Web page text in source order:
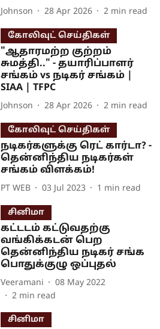
Johnson 28 Apr 2026 2 min read
கோலிவுட் செய்திகள்
"ஆதாரமற்ற குற்றம்
சுமத்தி.." - தயாரிப்பாளர்
சங்கம் vs நடிகர் சங்கம் |
SIAA | TFPC
Johnson 28 Apr 2026 2 min read
கோலிவுட் செய்திகள்
நடிகர்களுக்கு ரெட் கார்டா? -
தென்னிந்திய நடிகர்கள்
சங்கம் விளக்கம்!
PT WEB 03 Jul 2023 1 min read
சினிமா
கட்டடம் கட்டுவதற்கு
வங்கிக்கடன் பெற
தென்னிந்திய நடிகர் சங்க
பொதுக்குழு ஒப்புதல்
Veeramani
08 May 2022
2 min read
சினிமா